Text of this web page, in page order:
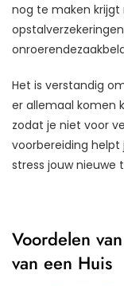
nog te maken krijgt
Het is verstandig
er allemaal komen
zodat je niet voor
voorbereiding
stress jouw nieuwe
Voordelen
van een Huis